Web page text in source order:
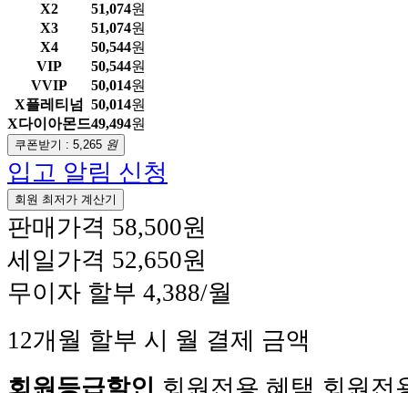
X2
51,074원
X3
51,074원
X4
50,544원
VIP
50,544원
VVIP
50,014원
X플레티넘 50,014원
X다이아몬드49,494원
쿠폰받기 : 5,265 원
입고 알림 신청
회원 최저가 계산기
판매가격 58,500원
세일가격 52,650원
무이자 할부 4,388/월
12개월 할부 시 월 결제 금액
회원등급할인
회원전용 혜택 회원전